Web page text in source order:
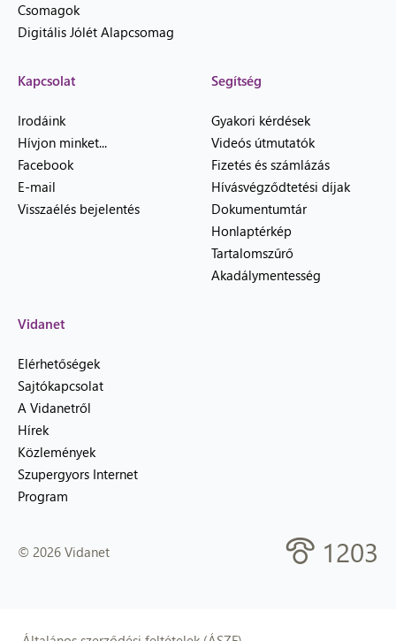
Csomagok
Digitális Jólét Alapcsomag
Kapcsolat
Irodáink
Hívjon minket...
Facebook
E-mail
Visszaélés bejelentés
Segítség
Gyakori kérdések
Videós útmutatók
Fizetés és számlázás
Hívásvégződtetési díjak
Dokumentumtár
Honlaptérkép
Tartalomszűrő
Akadálymentesség
Vidanet
Elérhetőségek
Sajtókapcsolat
A Vidanetről
Hírek
Közlemények
Szupergyors Internet
Program
© 2026 Vidanet 1203